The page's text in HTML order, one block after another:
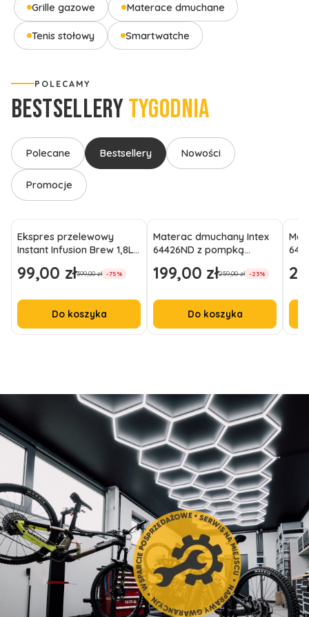
Grille gazowe Materace dmuchane
Tenis stołowy Smartwatche
POLECAMY
BESTSELLERYTYGODNIA
Polecane Bestsellery Nowości
Promocje
Ekspres przelewowy
Instant Infusion Brew 1,8L
Cena promocyjna
99,00 zł399,00 zł -75%
Do koszyka
Materac dmuchany Intex
64426ND z pompką
wysoki
Cena promocyjna
199,00 zł259,00 zł -23%
Do koszyka